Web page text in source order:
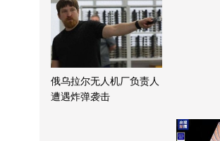
俄乌拉尔无人机厂负责人
遭遇炸弹袭击